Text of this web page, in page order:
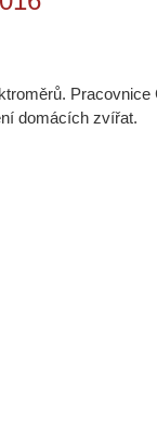
domácích zvířat.